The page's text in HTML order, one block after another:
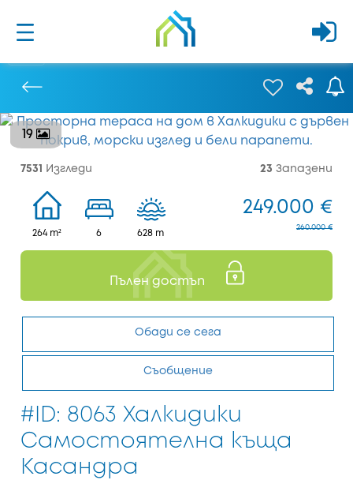
19
7531 Изгледи 23 Запазени
264 m² 6 628 m
249.000 €
260.000 €
Пълен достъп
Обади се сега
Съобщение
#ID: 8063 Халкидики
Самостоятелна къща
Касандра